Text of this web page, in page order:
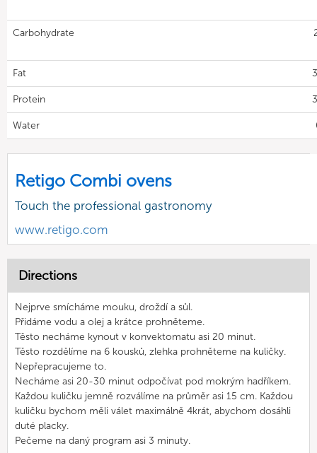
Carbohydrate
Fat
Protein
Water
Retigo Combi ovens
Touch the professional gastronomy
www.retigo.com
Directions
Nejprve smícháme mouku, droždí a sůl.
Přidáme vodu a olej a krátce prohněteme.
Těsto necháme kynout v konvektomatu asi 20 minut.
Těsto rozdělíme na 6 kousků, zlehka prohněteme na kuličky.
Nepřepracujeme to.
Necháme asi 20-30 minut odpočívat pod mokrým hadříkem.
Každou kuličku jemně rozválíme na průměr asi 15 cm. Každou
kuličku bychom měli válet maximálně 4krát, abychom dosáhli
duté placky.
Pečeme na daný program asi 3 minuty.